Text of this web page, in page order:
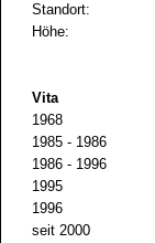
Standort:
Höhe:
Vita
1968
1985 - 1986
1986 - 1996
1995
1996
seit 2000